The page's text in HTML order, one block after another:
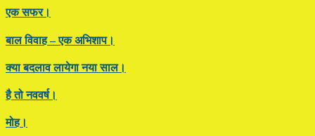
एक सफर।
बाल विवाह – एक अभिशाप।
क्या बदलाव लायेगा नया साल।
है तो नववर्ष।
मोह।